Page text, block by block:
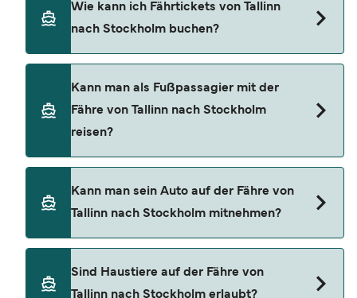
Fähren:
Wie kann ich Fährtickets von Tallinn
nach Stockholm buchen?
Für die neusten Fährangebote nutzen Sie unsere
Sonderangebote Seite.
Kann man als Fußpassagier mit der
Fähre von Tallinn nach Stockholm
reisen?
Fußpassagier reisen
Kann man sein Auto auf der Fähre von
Tallinn nach Stockholm mitnehmen?
nach Stockholm reisen mit
Sind Haustiere auf der Fähre von
Tallinn nach Stockholm erlaubt?